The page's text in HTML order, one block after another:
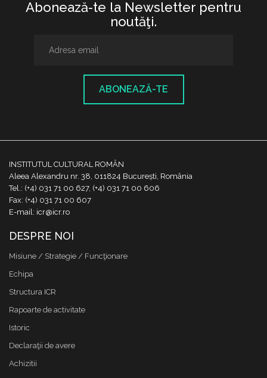
Abonează-te la Newsletter pentru
noutăţi.
ABONEAZĂ-TE
INSTITUTUL CULTURAL ROMÂN
Aleea Alexandru nr. 38, 011824 București, România
Tel.: (+4) 031 71 00 627, (+4) 031 71 00 606
Fax: (+4) 031 71 00 607
E-mail: icr@icr.ro
DESPRE NOI
Misiune / Strategie / Funcţionare
Echipa
Structura ICR
Rapoarte de activitate
Istoric
Declaraţii de avere
Achizitii